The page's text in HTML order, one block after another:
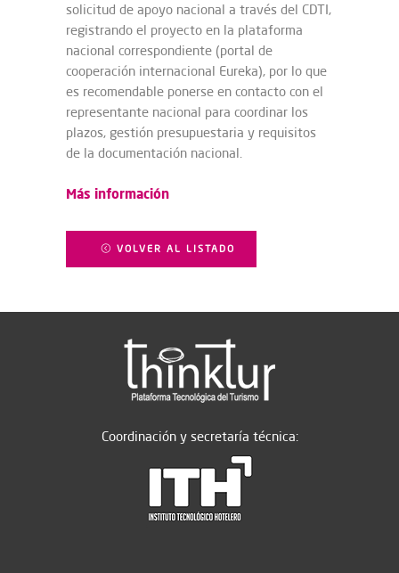
solicitud de apoyo nacional a través del CDTI,
registrando el proyecto en la plataforma
nacional correspondiente (portal de
cooperación internacional Eureka), por lo que
es recomendable ponerse en contacto con el
representante nacional para coordinar los
plazos, gestión presupuestaria y requisitos
de la documentación nacional.
Más información
VOLVER AL LISTADO
Coordinación y secretaría técnica: